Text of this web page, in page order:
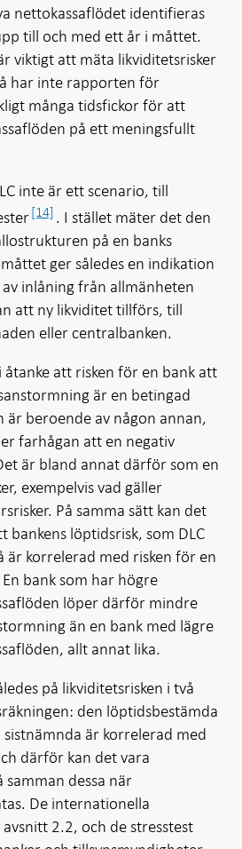
nettokassaflödet identifieras
till och med ett år i måttet.
viktigt att mäta likviditetsrisker
har inte rapporten för
många tidsfickor för att
på ett meningsfullt
inte är ett scenario, till
[14] . I stället mäter det den
på en banks
ger således en indikation
inlåning från allmänheten
att ny likviditet tillförs, till
eller centralbanken.
att risken för en bank att
är en betingad
är beroende av någon annan,
farhågan att en negativ
är bland annat därför som en
exempelvis vad gäller
På samma sätt kan det
bankens löptidsrisk, som DLC
är korrelerad med risken för en
bank som har högre
löper därför mindre
än en bank med lägre
allt annat lika.
på likviditetsrisken i två
den löptidsbestämda
är korrelerad med
därför kan det vara
dessa när
De internationella
2.2, och de stresstest